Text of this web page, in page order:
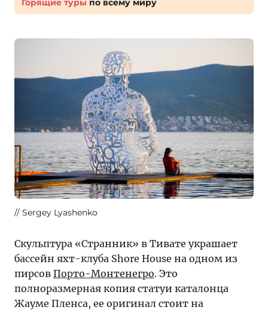
Горящие туры по всему миру
Sergey Lyashenko
Скульптура «Странник» в Тивате украшает
бассейн яхт-клуба Shore House на одном из
пирсов Порто-Монтенегро. Это
полноразмерная копия статуи каталонца
Жауме Пленса, ее оригинал стоит на